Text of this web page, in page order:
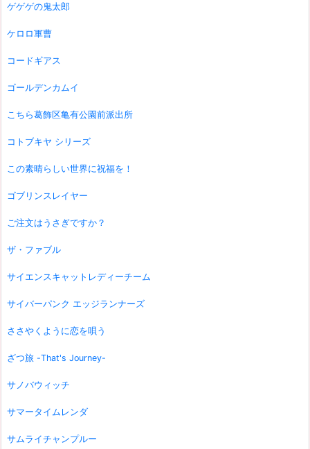
ゲゲゲの鬼太郎
ケロロ軍曹
コードギアス
ゴールデンカムイ
こちら葛飾区亀有公園前派出所
コトブキヤ シリーズ
この素晴らしい世界に祝福を！
ゴブリンスレイヤー
ご注文はうさぎですか？
ザ・ファブル
サイエンスキャットレディーチーム
サイバーパンク エッジランナーズ
ささやくように恋を唄う
ざつ旅 -That's Journey-
サノバウィッチ
サマータイムレンダ
サムライチャンプルー